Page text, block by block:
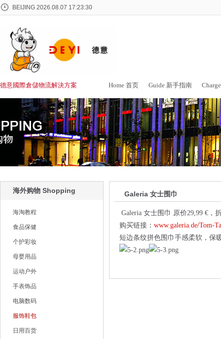
BEIJING 2026.08.07 17:23:30
德意國際倉儲物流解決方案 Home 首页 Guide 新手指南
海外购物 Shopping
海淘教程
食品保健
个护彩妆
母婴用品
运动户外
手表饰品
电脑数码
服饰鞋包
日用百货
Galeria 女士围巾
Galeria 女士围巾 原价29,99 €，
购买链接： www.galeria.de/Tom-
短边条纹拼色围巾手感柔软，保